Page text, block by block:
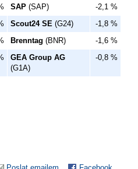
SAP (SAP)
-2,1 %
Scout24 SE (G24)
-1,8 %
Brenntag (BNR)
-1,6 %
GEA Group AG
(G1A)
-0,8 %